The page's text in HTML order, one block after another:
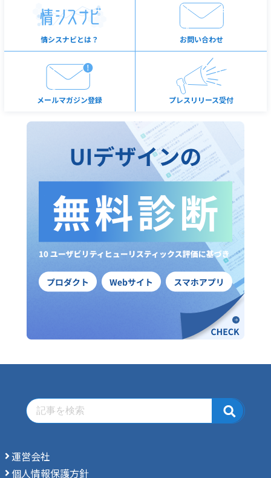
情シスナビとは？ お問い合わせ
メールマガジン登録 プレスリリース受付
運営会社
個人情報保護方針